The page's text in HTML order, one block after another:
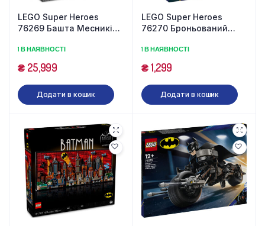
LEGO Super Heroes
76269 Башта Месників
1 В НАЯВНОСТІ
₴25,999
Додати в кошик
LEGO Super Heroes
76270 Броньований
деталей)
1 В НАЯВНОСТІ
₴1,299
Додати в кошик